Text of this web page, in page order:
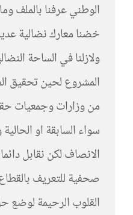
الوطني عرفنا بالملف
خضنا معارك نضالية
ولازلنا في الساحة
المشروع لحين تحقيق
من وزارات وجمعيات
سواء السابقة او
الانصاف لكن نقابل
صحفية للتعريف
القلوب الرحيمة لوضع